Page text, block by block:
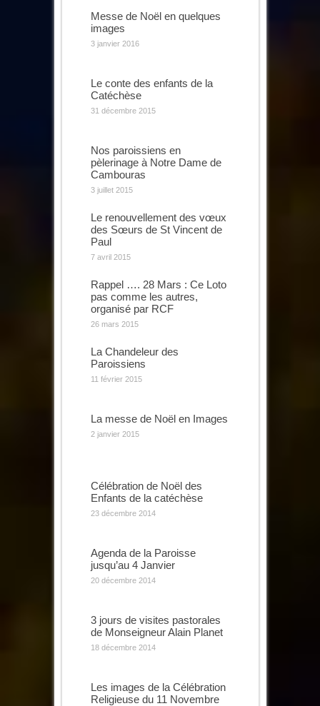
Messe de Noël en quelques
images
3 janvier 2016
Le conte des enfants de la
Catéchèse
31 décembre 2015
Nos paroissiens en
pèlerinage à Notre Dame de
Cambouras
3 juillet 2015
Le renouvellement des vœux
des Sœurs de St Vincent de
Paul
7 avril 2015
Rappel …. 28 Mars : Ce Loto
pas comme les autres,
organisé par RCF
26 mars 2015
La Chandeleur des
Paroissiens
11 février 2015
La messe de Noël en Images
2 janvier 2015
Célébration de Noël des
Enfants de la catéchèse
23 décembre 2014
Agenda de la Paroisse
jusqu’au 4 Janvier
20 décembre 2014
3 jours de visites pastorales
de Monseigneur Alain Planet
18 décembre 2014
Les images de la Célébration
Religieuse du 11 Novembre